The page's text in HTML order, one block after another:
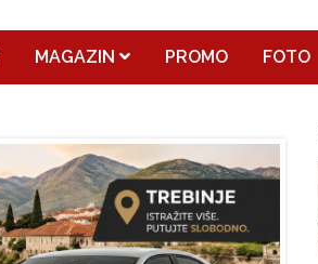
MAGAZIN PROMO FOTO